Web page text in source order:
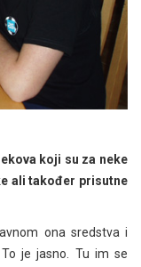
koji su za neke
ali također prisutne
ona sredstva i
je jasno. Tu im se